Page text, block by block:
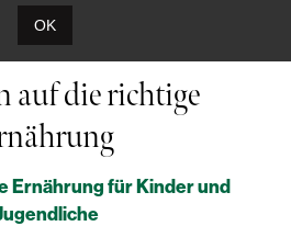
auf die richtige
Ernährung für Kinder und
OK